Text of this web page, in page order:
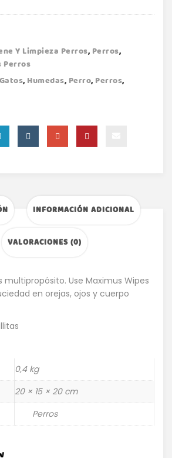
Y Limpieza Perros, Perros,
Perros
Gatos, Humedas, Perro, Perros,
INFORMACIÓN ADICIONAL
VALORACIONES (0)
multipropósito. Use Maximus Wipes
en orejas, ojos y cuerpo
0,4 kg
20 × 15 × 20 cm
Perros